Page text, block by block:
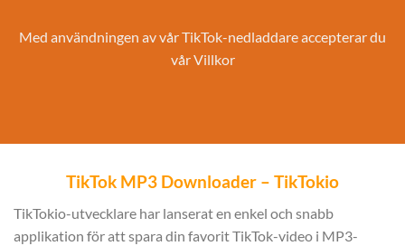
Med användningen av vår TikTok-nedladdare accepterar du
vårVillkor
TikTok MP3 Downloader – TikTokio
TikTokio-utvecklare har lanserat en enkel och snabb
applikation för att spara din favorit TikTok-video i MP3-